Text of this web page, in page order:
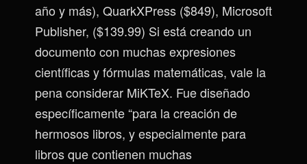
año y más), QuarkXPress ($849), Microsoft
Publisher, ($139.99) Si está creando un
documento con muchas expresiones
científicas y fórmulas matemáticas, vale la
pena considerar MiKTeX. Fue diseñado
específicamente “para la creación de
hermosos libros, y especialmente para
libros que contienen muchas